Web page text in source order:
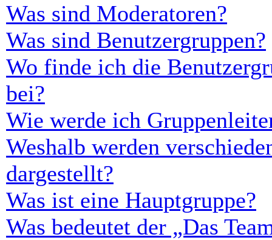
Was sind Moderatoren?
Was sind Benutzergruppen?
Wo finde ich die
bei?
Wie werde ich
Weshalb werden
dargestellt?
Was ist eine Hauptgruppe?
Was bedeutet der „Das